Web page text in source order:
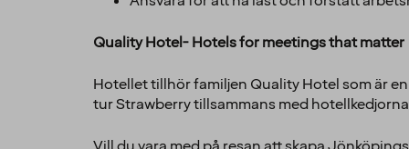
Quality Hotel- Hotels for meetings that matter
Hotellet tillhör familjen Quality Hotel som är
tur Strawberry tillsammans med